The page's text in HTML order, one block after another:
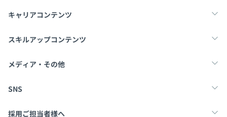
キャリアコンテンツ
転職・キャリア
スキルアップコンテンツ
学習
メディア・その他
Tech Team Journal
SNS
X
採用ご担当者様へ